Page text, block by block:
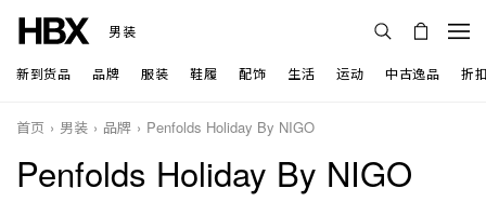
男装
新到货品 品牌 服装 鞋履 配饰 生活 运动 中古逸品 折
首页 男装 品牌 Penfolds Holiday By NIGO
Penfolds Holiday By NIGO